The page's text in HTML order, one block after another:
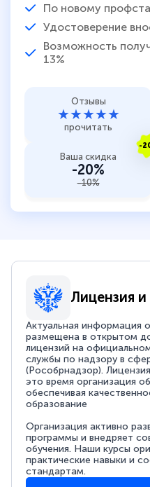
По новому
Удостоверение
Возможность
13%
Отзывы
★★★★★
прочитать
-
Ваша скидка
-20%
-10%
Лицензия
Актуальная информация
размещена в открытом
лицензий на
службы по надзору в
(Рособрнадзор).
это время организация
обеспечивая
образование
Организация активно
программы и внедряет
обучения. Наши курсы
практические навыки и
стандартам.